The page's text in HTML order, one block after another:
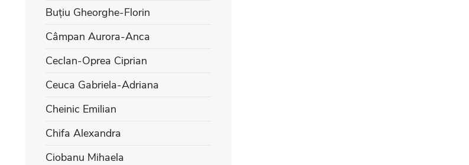
Buțiu Gheorghe-Florin
Câmpan Aurora-Anca
Ceclan-Oprea Ciprian
Ceuca Gabriela-Adriana
Cheinic Emilian
Chifa Alexandra
Ciobanu Mihaela